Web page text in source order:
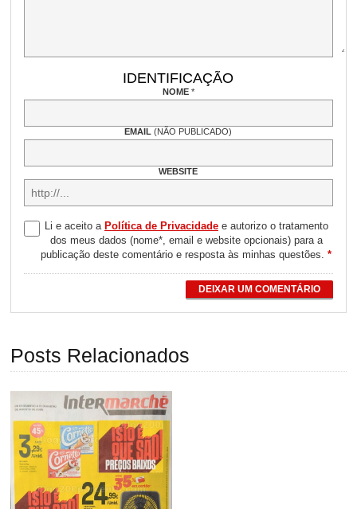
IDENTIFICAÇÃO
NOME *
EMAIL(NÃO PUBLICADO)
WEBSITE
Li e aceito a Política de Privacidadee autorizo o tratamento
dos meus dados (nome*, email e website opcionais) para a
publicação deste comentário e resposta às minhas questões.*
DEIXAR UM COMENTÁRIO
Posts Relacionados